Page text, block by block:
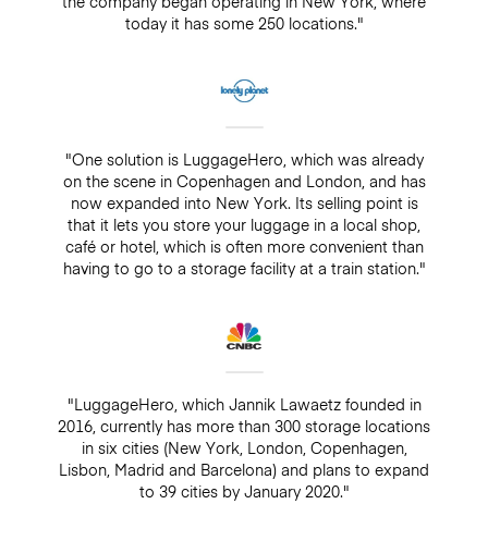
today it has some 250 locations."
"One solution is LuggageHero, which was already
on the scene in Copenhagen and London, and has
now expanded into New York. Its selling point is
that it lets you store your luggage in a local shop,
café or hotel, which is often more convenient than
having to go to a storage facility at a train station."
"LuggageHero, which Jannik Lawaetz founded in
2016, currently has more than 300 storage locations
in six cities (New York, London, Copenhagen,
Lisbon, Madrid and Barcelona) and plans to expand
to 39 cities by January 2020."